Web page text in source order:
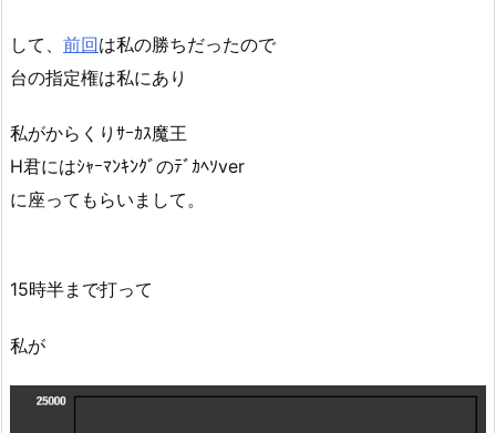
して、 前回は私の勝ちだったので
台の指定権は私にあり
私がからくりｻｰｶｽ魔王
H君にはｼｬｰﾏﾝｷﾝｸﾞのﾃﾞｶﾍｿver
に座ってもらいまして。
15時半まで打って
私が